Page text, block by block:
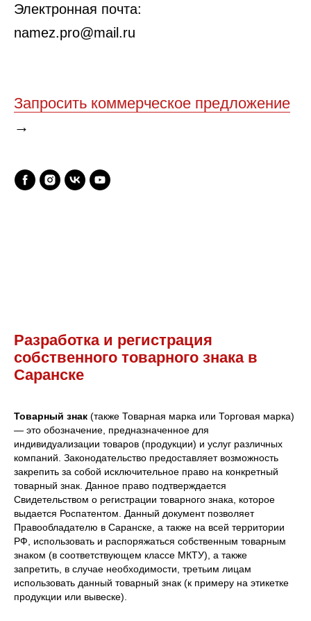
Электронная почта:
namez.pro@mail.ru
Запросить коммерческое предложение
→
Разработка и регистрация
собственного товарного знака в
Саранске
Товарный знак (также Товарная марка или Торговая марка)
— это обозначение, предназначенное для
индивидуализации товаров (продукции) и услуг различных
компаний. Законодательство предоставляет возможность
закрепить за собой исключительное право на конкретный
товарный знак. Данное право подтверждается
Свидетельством о регистрации товарного знака, которое
выдается Роспатентом. Данный документ позволяет
Правообладателю в Саранске, а также на всей территории
РФ, использовать и распоряжаться собственным товарным
знаком (в соответствующем классе МКТУ), а также
запретить, в случае необходимости, третьим лицам
использовать данный товарный знак (к примеру на этикетке
продукции или вывеске).